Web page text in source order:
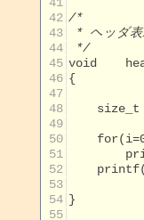
42
/*
43
44
*/
45
46
{
47
48
49
50
51
52
53
54
55